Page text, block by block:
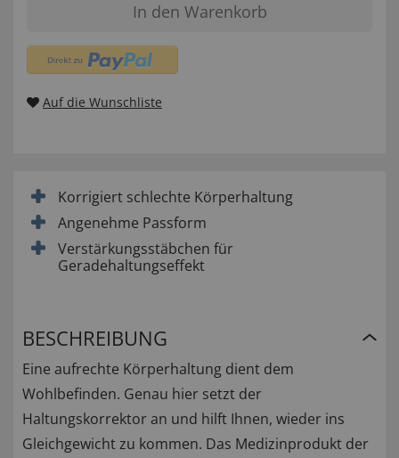
In den Warenkorb
Auf die Wunschliste
Korrigiert schlechte Körperhaltung
Angenehme Passform
Verstärkungsstäbchen für
Geradehaltungseffekt
BESCHREIBUNG
Eine aufrechte Körperhaltung dient dem
Wohlbefinden. Genau hier setzt der
Haltungskorrektor an und hilft Ihnen, wieder ins
Gleichgewicht zu kommen. Das Medizinprodukt der